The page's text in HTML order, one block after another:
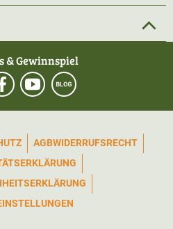
& Gewinnspiel
AGBWIDERRUFSRECHT